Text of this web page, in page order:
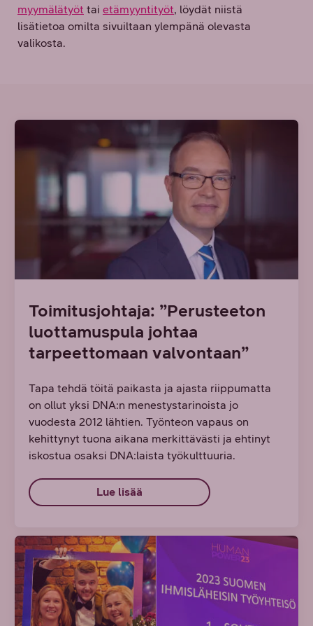
myymälätyöt tai etämyyntityöt, löydät niistä
lisätietoa omilta sivuiltaan ylempänä olevasta
valikosta.
Toimitusjohtaja: ”Perusteeton
luottamuspula johtaa
tarpeettomaan valvontaan”
Tapa tehdä töitä paikasta ja ajasta riippumatta
on ollut yksi DNA:n menestystarinoista jo
vuodesta 2012 lähtien. Työnteon vapaus on
kehittynyt tuona aikana merkittävästi ja ehtinyt
iskostua osaksi DNA:laista työkulttuuria.
Lue lisää